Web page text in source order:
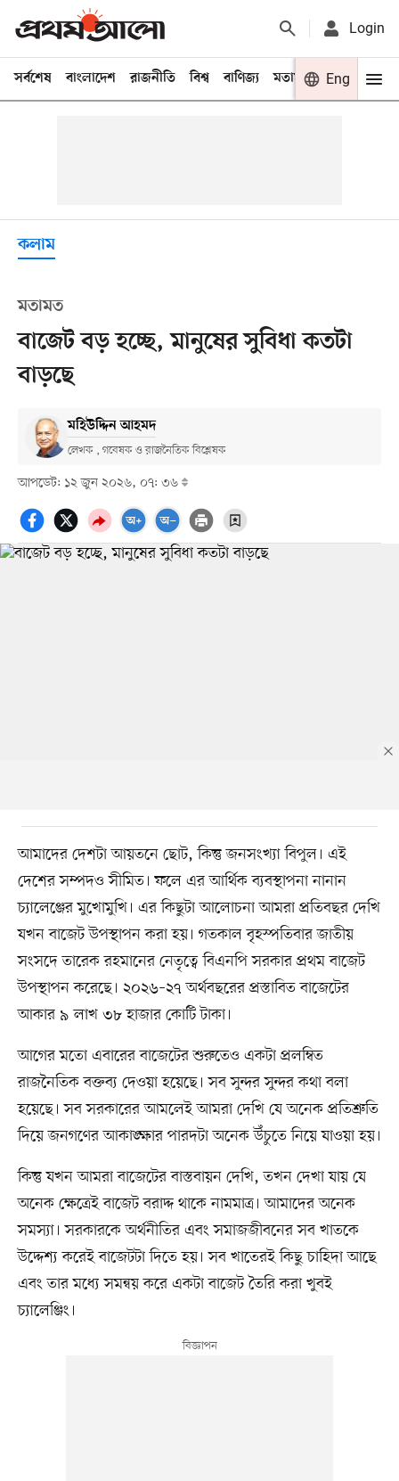
Login
সর্বশেষ বাংলাদেশ রাজনীতি বিশ্ব বাণিজ্য মতামত খেলা
Eng
কলাম
মতামত
বাজেট বড় হচ্ছে, মানুষের সুবিধা কতটা
বাড়ছে
মহিউদ্দিন আহমদ
লেখক , গবেষক ও রাজনৈতিক বিশ্লেষক
আপডেট: ১২ জুন ২০২৬, ০৭: ৩৬
আমাদের দেশটা আয়তনে ছোট, কিন্তু জনসংখ্যা বিপুল। এই
দেশের সম্পদও সীমিত। ফলে এর আর্থিক ব্যবস্থাপনা নানান
চ্যালেঞ্জের মুখোমুখি। এর কিছুটা আলোচনা আমরা প্রতিবছর দেখি
যখন বাজেট উপস্থাপন করা হয়। গতকাল বৃহস্পতিবার জাতীয়
সংসদে তারেক রহমানের নেতৃত্বে বিএনপি সরকার প্রথম বাজেট
উপস্থাপন করেছে। ২০২৬–২৭ অর্থবছরের প্রস্তাবিত বাজেটের
আকার ৯ লাখ ৩৮ হাজার কোটি টাকা।
আগের মতো এবারের বাজেটের শুরুতেও একটা প্রলম্বিত
রাজনৈতিক বক্তব্য দেওয়া হয়েছে। সব সুন্দর সুন্দর কথা বলা
হয়েছে। সব সরকারের আমলেই আমরা দেখি যে অনেক প্রতিশ্রুতি
দিয়ে জনগণের আকাঙ্ক্ষার পারদটা অনেক উঁচুতে নিয়ে যাওয়া হয়।
কিন্তু যখন আমরা বাজেটের বাস্তবায়ন দেখি, তখন দেখা যায় যে
অনেক ক্ষেত্রেই বাজেট বরাদ্দ থাকে নামমাত্র। আমাদের অনেক
সমস্যা। সরকারকে অর্থনীতির এবং সমাজজীবনের সব খাতকে
উদ্দেশ্য করেই বাজেটটা দিতে হয়। সব খাতেরই কিছু চাহিদা আছে
এবং তার মধ্যে সমন্বয় করে একটা বাজেট তৈরি করা খুবই
চ্যালেঞ্জিং।